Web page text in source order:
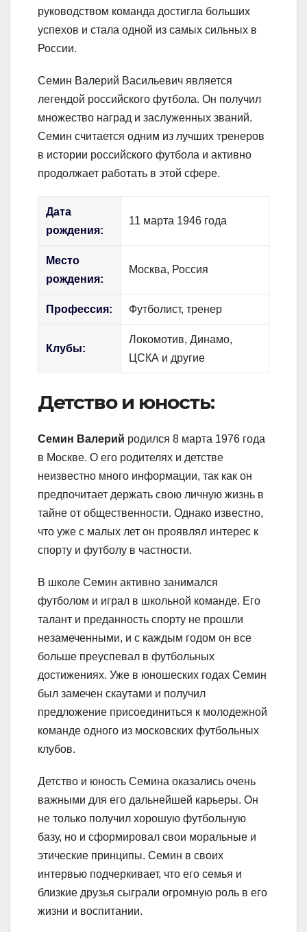
руководством команда достигла больших
успехов и стала одной из самых сильных в
России.
Семин Валерий Васильевич является
легендой российского футбола. Он получил
множество наград и заслуженных званий.
Семин считается одним из лучших тренеров
в истории российского футбола и активно
продолжает работать в этой сфере.
Дата
рождения:
11 марта 1946 года
Место
рождения:
Москва, Россия
Профессия: Футболист, тренер
Клубы:
Локомотив, Динамо,
ЦСКА и другие
Детство и юность:
Семин Валерий родился 8 марта 1976 года
в Москве. О его родителях и детстве
неизвестно много информации, так как он
предпочитает держать свою личную жизнь в
тайне от общественности. Однако известно,
что уже с малых лет он проявлял интерес к
спорту и футболу в частности.
В школе Семин активно занимался
футболом и играл в школьной команде. Его
талант и преданность спорту не прошли
незамеченными, и с каждым годом он все
больше преуспевал в футбольных
достижениях. Уже в юношеских годах Семин
был замечен скаутами и получил
предложение присоединиться к молодежной
команде одного из московских футбольных
клубов.
Детство и юность Семина оказались очень
важными для его дальнейшей карьеры. Он
не только получил хорошую футбольную
базу, но и сформировал свои моральные и
этические принципы. Семин в своих
интервью подчеркивает, что его семья и
близкие друзья сыграли огромную роль в его
жизни и воспитании.